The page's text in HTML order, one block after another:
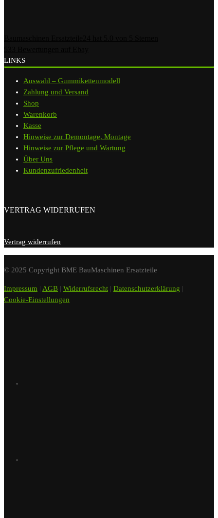
LINKS
Auswahl – Gummikettenmodell
Zahlung und Versand
Shop
Warenkorb
Kasse
Hinweise zur Demontage, Montage
Hinweise zur Pflege und Wartung
Über Uns
Kundenzufriedenheit
VERTRAG WIDERRUFEN
Vertrag widerrufen
© 2025 Copyright BME BauMaschinen Ersatzteile
Impressum | AGB | Widerrufsrecht | Datenschutzerklärung |
Cookie-Einstellungen